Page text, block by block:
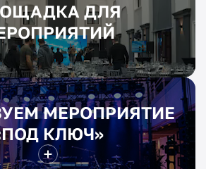
ДЛЯ
МЕРОПРИЯТИЕ
КЛЮЧ»